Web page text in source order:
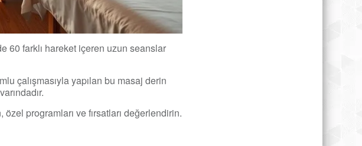
60 farklı hareket içeren uzun seanslar
çalışmasıyla yapılan bu masaj derin
programları ve fırsatları değerlendirin.